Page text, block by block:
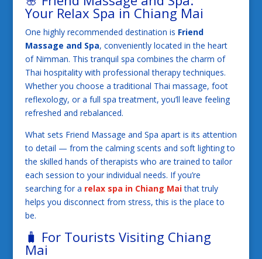
Your Relax Spa in Chiang Mai
One highly recommended destination is Friend
Massage and Spa, conveniently located in the heart
of Nimman. This tranquil spa combines the charm of
Thai hospitality with professional therapy techniques.
Whether you choose a traditional Thai massage, foot
reflexology, or a full spa treatment, you’ll leave feeling
refreshed and rebalanced.
What sets Friend Massage and Spa apart is its attention
to detail — from the calming scents and soft lighting to
the skilled hands of therapists who are trained to tailor
each session to your individual needs. If you’re
searching for a relax spa in Chiang Maithat truly
helps you disconnect from stress, this is the place to
be.
🧳 For Tourists Visiting Chiang
Mai